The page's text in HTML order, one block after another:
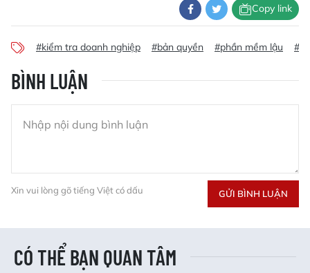
Copy link
#kiểm tra doanh nghiệp #bản quyền #phần mềm lậu
BÌNH LUẬN
Xin vui lòng gõ tiếng Việt có dấu GỬI BÌNH LUẬN
CÓ THỂ BẠN QUAN TÂM